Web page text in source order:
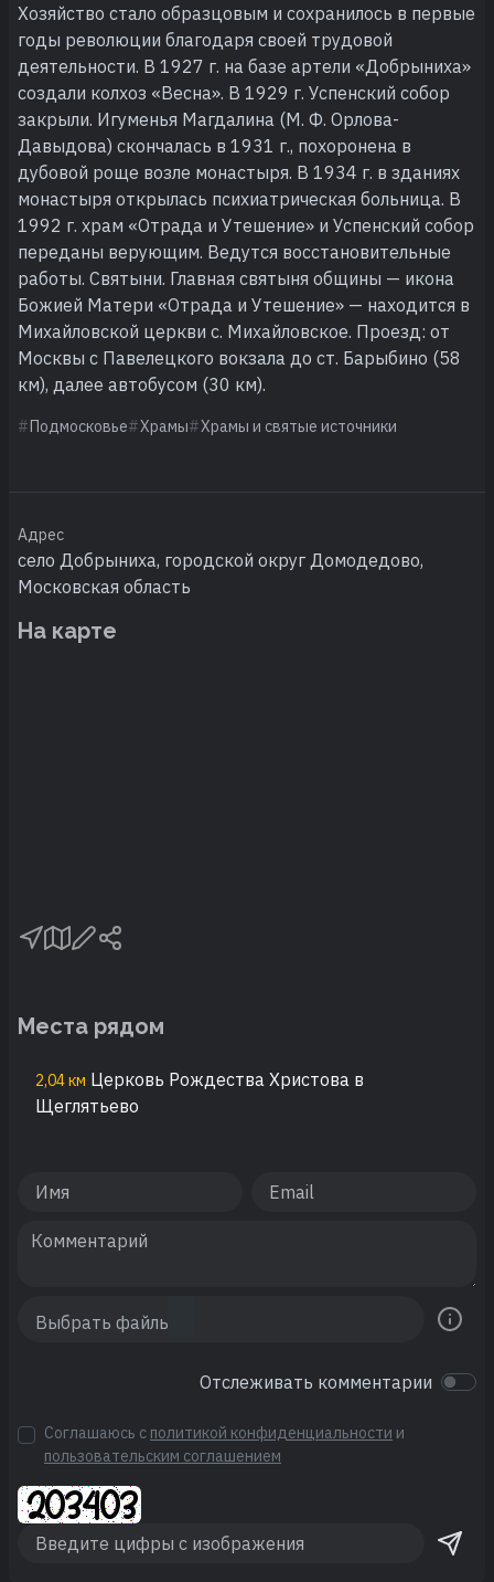
Хозяйство стало образцовым и сохранилось в первые
годы революции благодаря своей трудовой
деятельности. В 1927 г. на базе артели «Добрыниха»
создали колхоз «Весна». В 1929 г. Успенский собор
закрыли. Игуменья Магдалина (М. Ф. Орлова-
Давыдова) скончалась в 1931 г., похоронена в
дубовой роще возле монастыря. В 1934 г. в зданиях
монастыря открылась психиатрическая больница. В
1992 г. храм «Отрада и Утешение» и Успенский собор
переданы верующим. Ведутся восстановительные
работы. Святыни. Главная святыня общины — икона
Божией Матери «Отрада и Утешение» — находится в
Михайловской церкви с. Михайловское. Проезд: от
Москвы с Павелецкого вокзала до ст. Барыбино (58
км), далее автобусом (30 км).
Подмосковье Храмы Храмы и святые источники
Адрес
село Добрыниха, городской округ Домодедово,
Московская область
На карте
Места рядом
2,04 км Церковь Рождества Христова в
Щеглятьево
Отслеживать комментарии
Соглашаюсь с политикой конфиденциальности и
пользовательским соглашением